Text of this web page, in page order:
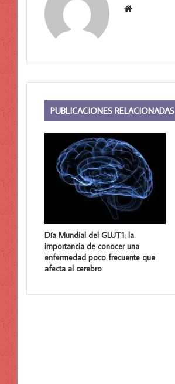
Sitio
PUBLICACIONES RELACIONADAS
Día Mundial del GLUT1: la
importancia de conocer una
enfermedad poco frecuente que
afecta al cerebro